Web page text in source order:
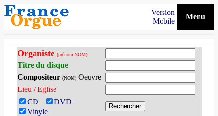
Version
Mobile
Menu
Organiste (prénom NOM)
Titre du disque
Compositeur (NOM)Oeuvre
Lieu / Eglise
CD
DVD
Vinyle